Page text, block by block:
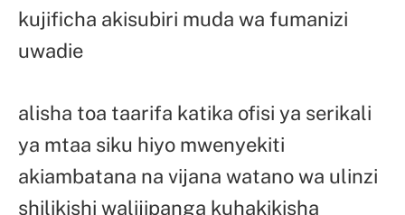
kujificha akisubiri muda wa fumanizi
uwadie
alisha toa taarifa katika ofisi ya serikali
ya mtaa siku hiyo mwenyekiti
akiambatana na vijana watano wa ulinzi
shilikishi walijipanga kuhakikisha